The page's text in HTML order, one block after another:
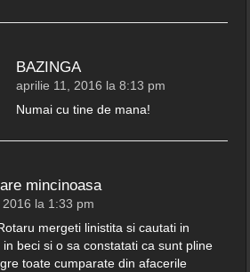
BAZINGA
aprilie 11, 2016 la 8:13 pm
Numai cu tine de mana!
mincinoasa
la 1:33 pm
mergeti linistita si cautati in
in beci si o sa constatati ca sunt pline
toate cumparate din afacerile